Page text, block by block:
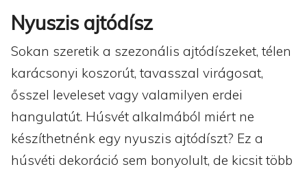
Nyuszis ajtódísz
Sokan szeretik a szezonális ajtódíszeket, télen
karácsonyi koszorút, tavasszal virágosat,
ősszel leveleset vagy valamilyen erdei
hangulatút. Húsvét alkalmából miért ne
készíthetnénk egy nyuszis ajtódíszt? Ez a
húsvéti dekoráció sem bonyolult, de kicsit több